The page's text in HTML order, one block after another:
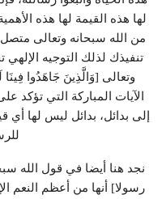
لها هذه القيمة لها هذه
من الله سبحانه وتعالى متصل
تنفيذك لذلك التوجيه
وتعالى [وَالَّذِينَ جَاهَدُوا
الآيات المباركة التي
إلى بدائل، بدائل ليس لها أي
نجد هنا أيضا في قول الله
رسولا] أنها من أعظم النعم